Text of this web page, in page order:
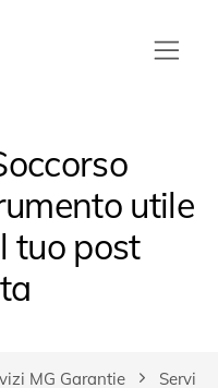
utile
tuo post
MG Garantie